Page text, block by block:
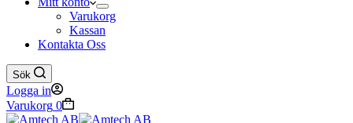
Varukorg
Kassan
Kontakta Oss
Sök
Logga in
Varukorg 0